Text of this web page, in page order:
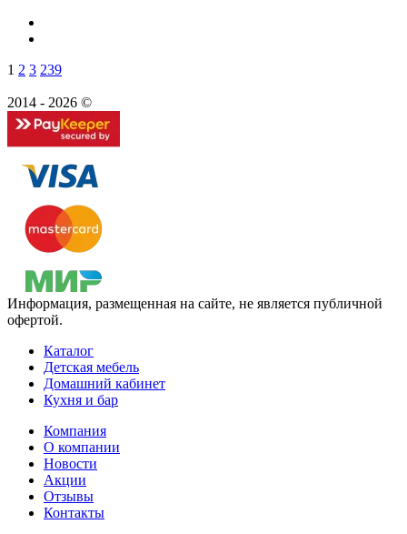
1 2 3 239
2014 - 2026 ©
Информация, размещенная на сайте, не является публичной
офертой.
Каталог
Детская мебель
Домашний кабинет
Кухня и бар
Компания
О компании
Новости
Акции
Отзывы
Контакты